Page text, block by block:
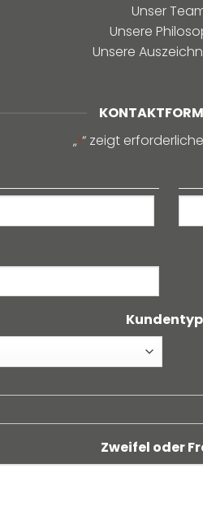
Unser
Unsere
Unsere
„*“ zeigt
Kundentyp
Zweifel oder